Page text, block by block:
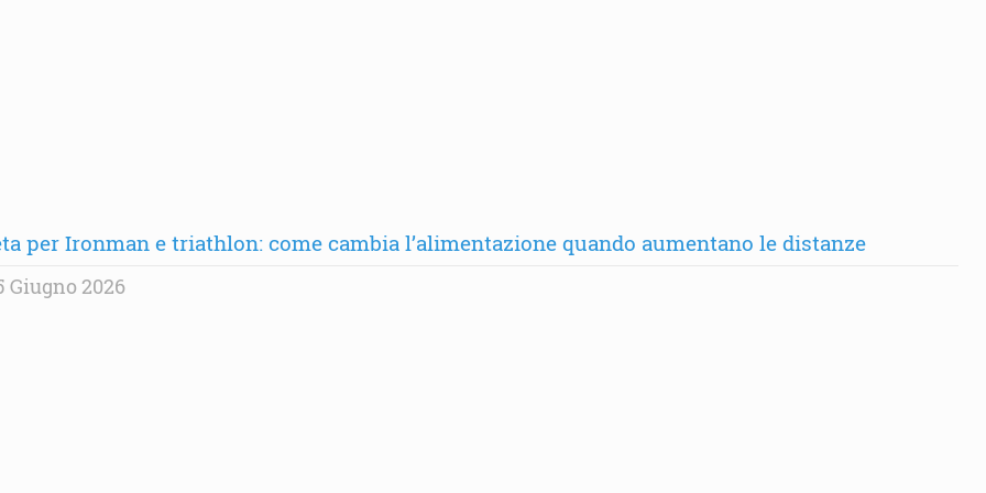
per Ironman e triathlon: come cambia l’alimentazione quando aumentano le distanze
Giugno 2026